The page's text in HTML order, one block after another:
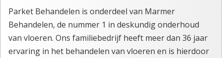
​Parket Behandelen is onderdeel van Marmer
Behandelen, de nummer 1 in deskundig onderhoud
van vloeren. Ons familiebedrijf heeft meer dan 36 jaar
ervaring in het behandelen van vloeren en is hierdoor